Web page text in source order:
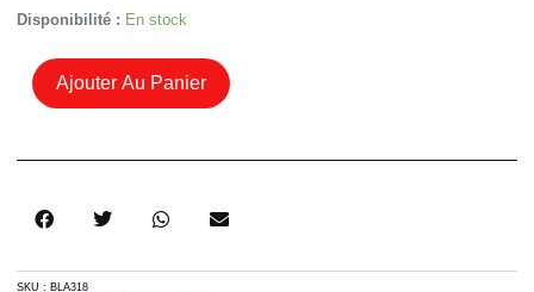
Disponibilité : En stock
Quantité
Module
LED
DRL
Arona
/
Ajouter Au Panier
SKU : BLA318